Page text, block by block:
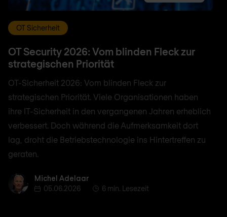
OT Sicherheit
OT Security 2026: Vom blinden Fleck zur
strategischen Priorität
OT-Sicherheit 2026: Vom blinden Fleck zur
strategischen Priorität. Viele Organisationen haben
ihre IT-Sicherheit in den vergangenen Jahren erheblich
verbessert. Doch während die Aufmerksamkeit dort
lag, droht die Betriebstechnologie ins Hintertreffen zu
geraten.
Michel Adelaar
Michel Adelaar
05.06.2026
6 min. Lesezeit